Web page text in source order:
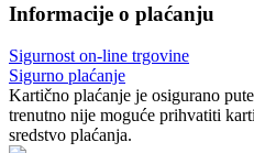
Informacije o plaćanju
Sigurnost on-line trgovine
Sigurno plaćanje
Kartično plaćanje je osigurano
trenutno nije moguće prihvatiti
sredstvo plaćanja.